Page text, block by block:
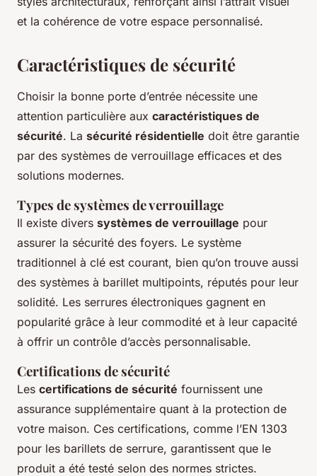
et la cohérence de votre espace personnalisé.
Caractéristiques de sécurité
Choisir la bonne porte d’entrée nécessite une
attention particulière aux caractéristiques de
sécurité. La sécurité résidentielle doit être garantie
par des systèmes de verrouillage efficaces et des
solutions modernes.
Types de systèmes de verrouillage
Il existe divers systèmes de verrouillage pour
assurer la sécurité des foyers. Le système
traditionnel à clé est courant, bien qu’on trouve aussi
des systèmes à barillet multipoints, réputés pour leur
solidité. Les serrures électroniques gagnent en
popularité grâce à leur commodité et à leur capacité
à offrir un contrôle d’accès personnalisable.
Certifications de sécurité
Les certifications de sécurité fournissent une
assurance supplémentaire quant à la protection de
votre maison. Ces certifications, comme l’EN 1303
pour les barillets de serrure, garantissent que le
produit a été testé selon des normes strictes.